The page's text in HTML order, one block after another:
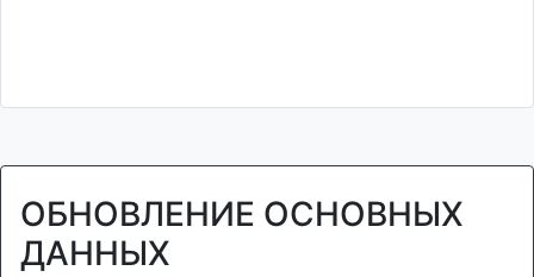
ОБНОВЛЕНИЕ ОСНОВНЫХ
ДАННЫХ